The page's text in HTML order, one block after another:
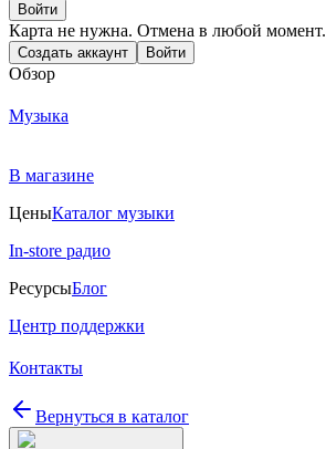
Войти
Карта не нужна. Отмена в любой момент.
Создать аккаунт Войти
Обзор
Музыка
В магазине
ЦеныКаталог музыки
In-store радио
РесурсыБлог
Центр поддержки
Контакты
Вернуться в каталог